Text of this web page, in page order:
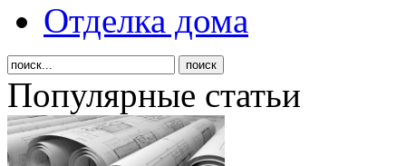
Отделка дома
Популярные статьи